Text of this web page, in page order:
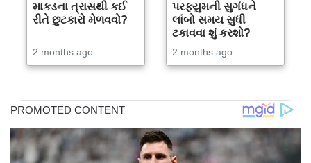
માકડના ત્રાસથી કઈ
રીતે છુટકારો મેળવવો?
2 months ago
પરફ્યુમની સુગંધને
લાંબો સમય સુધી
ટકાવવા શું કરશો?
2 months ago